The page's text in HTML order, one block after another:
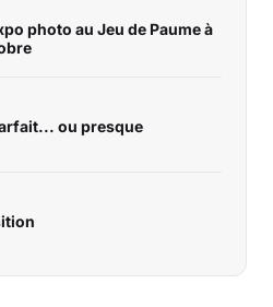
photo au Jeu de Paume à
ou presque